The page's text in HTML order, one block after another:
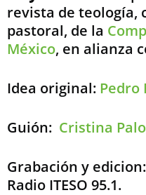
revista de teología,
pastoral, de la
México, en alianza
Idea original: Pedro
Guión: Cristina
Grabación y
Radio ITESO 95.1.